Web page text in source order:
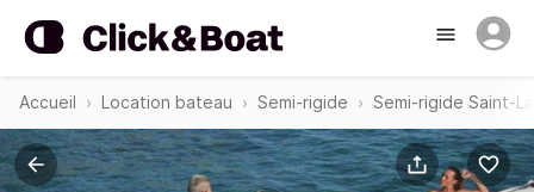
Accueil Location bateau Semi-rigide Semi-rigide Saint-